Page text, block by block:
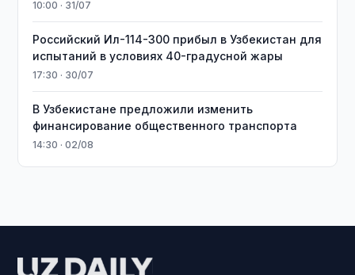
10:00 · 31/07
Российский Ил-114-300 прибыл в Узбекистан для
испытаний в условиях 40-градусной жары
17:30 · 30/07
В Узбекистане предложили изменить
финансирование общественного транспорта
14:30 · 02/08